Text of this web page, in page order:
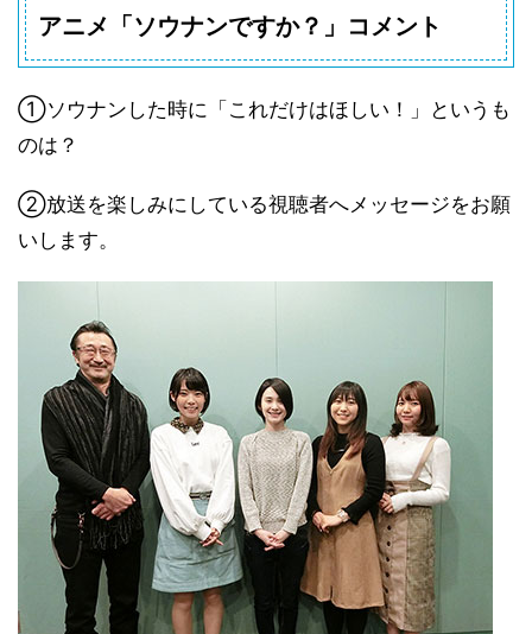
アニメ「ソウナンですか？」コメント
①ソウナンした時に「これだけはほしい！」というも
のは？
②放送を楽しみにしている視聴者へメッセージをお願
いします。